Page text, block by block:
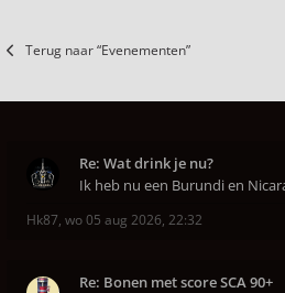
Terug naar “Evenementen”
Re: Wat drink je nu?
Ik heb nu een Burundi en
Hk87, wo 05 aug 2026, 22:32
Re: Bonen met score SCA 90+